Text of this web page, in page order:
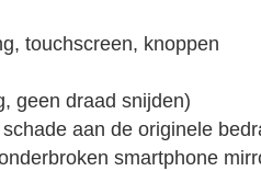
touchscreen, knoppen
geen draad snijden)
aan de originele
smartphone